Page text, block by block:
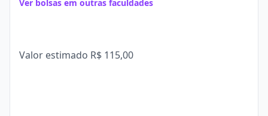
Ver bolsas em outras faculdades
Valor estimado R$ 115,00